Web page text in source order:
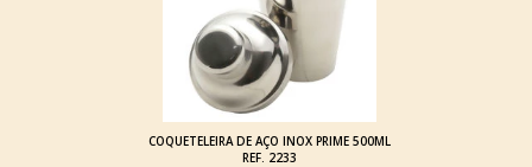
COQUETELEIRA DE AÇO INOX PRIME 500ML
REF. 2233